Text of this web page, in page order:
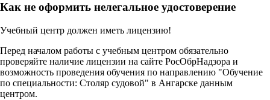
Как не оформить нелегальное удостоверение
Учебный центр должен иметь лицензию!
Перед началом работы с учебным центром обязательно
проверяйте наличие лицензии на сайте РосОбрНадзора и
возможность проведения обучения по направлению "Обучение
по специальности: Столяр судовой" в Ангарске данным
центром.